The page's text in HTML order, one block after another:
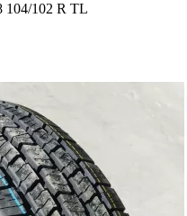
104/102 R TL